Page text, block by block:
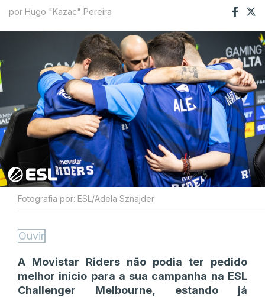
por Hugo "Kazac" Pereira
Fotografia por: ESL/Adela Sznajder
Ouvir
A Movistar Riders não podia ter pedido
melhor início para a sua campanha na ESL
Challenger Melbourne, estando já